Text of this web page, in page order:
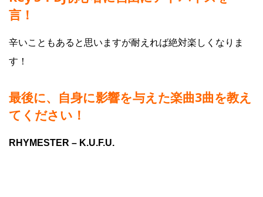
言！
辛いこともあると思いますが耐えれば絶対楽しくなりま
す！
最後に、自身に影響を与えた楽曲3曲を教え
てください！
RHYMESTER – K.U.F.U.